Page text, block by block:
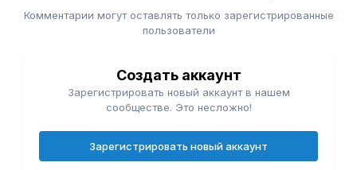
Комментарии могут оставлять только зарегистрированные
пользователи
Создать аккаунт
Зарегистрировать новый аккаунт в нашем
сообществе. Это несложно!
Зарегистрировать новый аккаунт